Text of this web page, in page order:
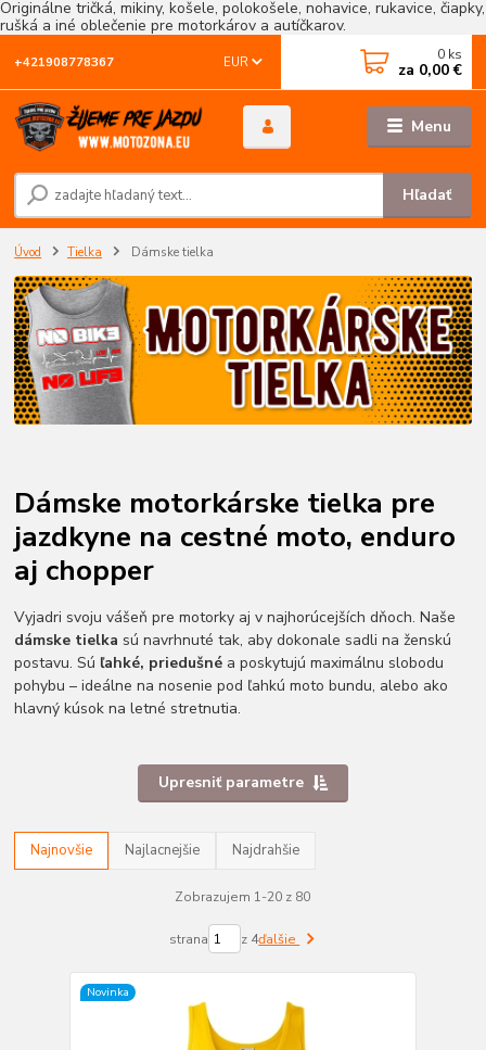
Originálne tričká, mikiny, košele, polokošele, nohavice, rukavice, čiapky,
rušká a iné oblečenie pre motorkárov a autíčkarov.
Menu
EUR
Hľadať
+421908778367 0 ks
za 0,00 €
Úvod Tielka Dámske tielka
Dámske motorkárske tielka pre
jazdkyne na cestné moto, enduro
aj chopper
Vyjadri svoju vášeň pre motorky aj v najhorúcejších dňoch. Naše
dámske tielka sú navrhnuté tak, aby dokonale sadli na ženskú
postavu. Sú ľahké, priedušné a poskytujú maximálnu slobodu
pohybu – ideálne na nosenie pod ľahkú moto bundu, alebo ako
hlavný kúsok na letné stretnutia.
Upresniť parametre
Najnovšie Najlacnejšie Najdrahšie
Zobrazujem 1-20 z 80
strana z 4ďalšie
Novinka